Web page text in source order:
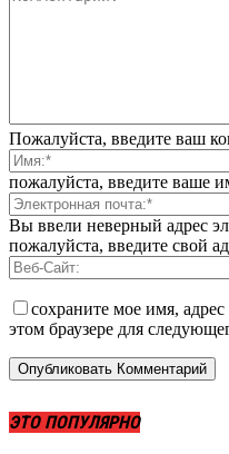
Пожалуйста, введите ваш
пожалуйста, введите ваше
Вы ввели неверный адрес
пожалуйста, введите свой
сохраните мое имя,
этом браузере для
ЭТО ПОПУЛЯРНО